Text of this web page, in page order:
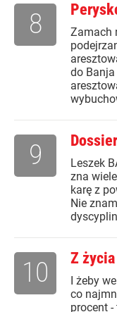
Zamach
do
8
Dossier
Leszek
zna
karę z
Nie
9
Z
I żeby
co
procent
10